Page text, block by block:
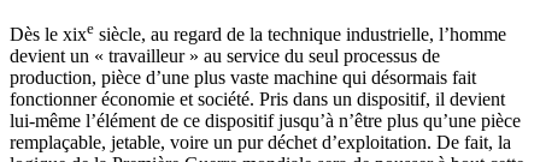
Dès le xixe siècle, au regard de la technique industrielle, l’homme
devient un « travailleur » au service du seul processus de
production, pièce d’une plus vaste machine qui désormais fait
fonctionner économie et société. Pris dans un dispositif, il devient
lui-même l’élément de ce dispositif jusqu’à n’être plus qu’une pièce
remplaçable, jetable, voire un pur déchet d’exploitation. De fait, la